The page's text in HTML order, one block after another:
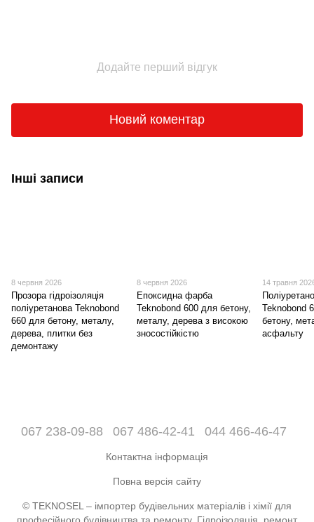
Додайте перший відгук
Новий коментар
Інші записи
8 червня 2026
Прозора гідроізоляція
поліуретанова Teknobond
660 для бетону, металу,
дерева, плитки без
демонтажу
8 червня 2026
Епоксидна фарба
Teknobond 600 для бетону,
металу, дерева з високою
зносостійкістю
14 травня
Teknobond
бетону,
асфальту
067 238-09-88 067 486-42-41 044 466-46-47
Контактна інформація
Повна версія сайту
© TEKNOSEL – імпортер будівельних матеріалів і хімії для